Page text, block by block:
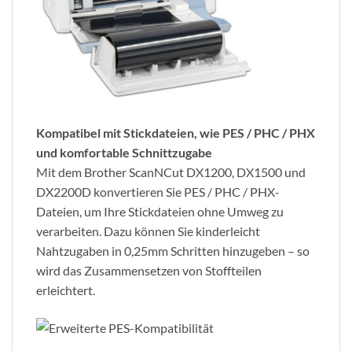
Kompatibel mit Stickdateien, wie PES / PHC / PHX
und komfortable Schnittzugabe
Mit dem Brother ScanNCut DX1200, DX1500 und
DX2200D konvertieren Sie PES / PHC / PHX-
Dateien, um Ihre Stickdateien ohne Umweg zu
verarbeiten. Dazu können Sie kinderleicht
Nahtzugaben in 0,25mm Schritten hinzugeben – so
wird das Zusammensetzen von Stoffteilen
erleichtert.